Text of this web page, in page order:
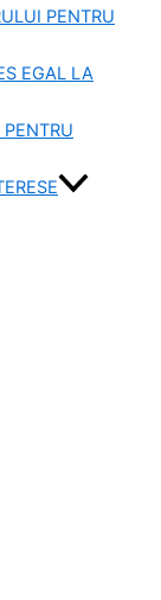
PENTRU
EGAL LA